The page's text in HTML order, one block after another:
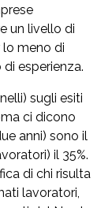
un livello di
lo meno di
esperienza.
sugli esiti
ci dicono
anni) sono il
il 35%.
di chi risulta
lavoratori,